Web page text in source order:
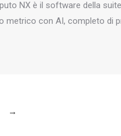
NX è il software della
metrico con AI, completo di
→